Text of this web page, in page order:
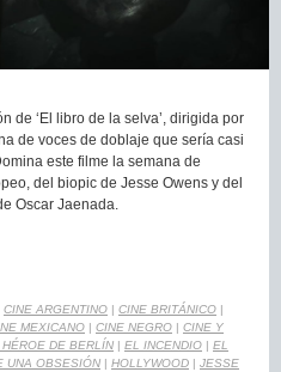
de ‘El libro de la selva’, dirigida por
de voces de doblaje que sería casi
este filme la semana de
del biopic de Jesse Owens y del
Oscar Jaenada.
CINE ARGENTINO | CINE BRITÁNICO |
MEXICANO | CINE NEGRO | CINE Y
DE BERLÍN | EL INCENDIO | EL
UNA OBSESIÓN | HOLLYWOOD | JESSE